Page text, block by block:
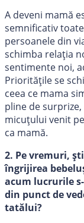
A deveni mamă
semnificativ
persoanele din
schimba relația
sentimente noi,
Prioritățile se
ceea ce mama
pline de
micuțului venit
ca mamă.
2. Pe vremuri,
îngrijirea
acum lucrurile
din punct de
tatălui?